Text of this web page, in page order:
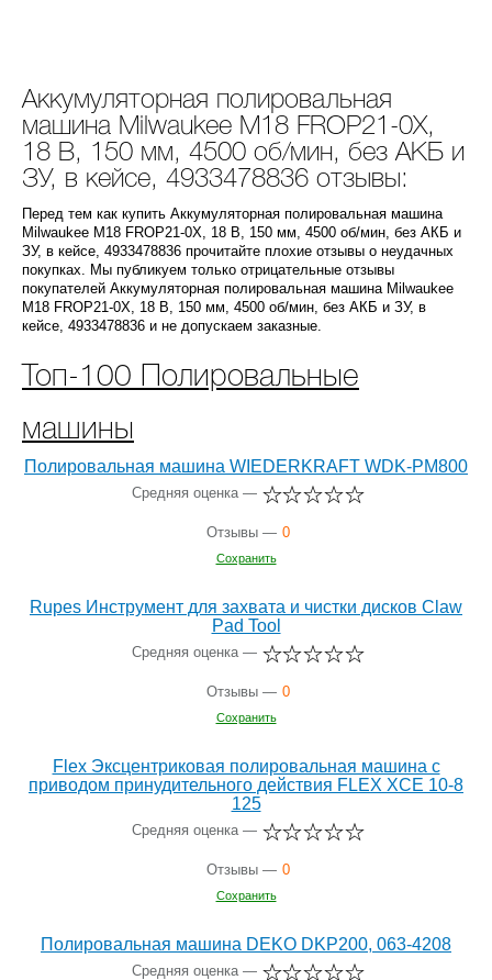
Аккумуляторная полировальная
машина Milwaukee M18 FROP21-0X,
18 В, 150 мм, 4500 об/мин, без АКБ и
ЗУ, в кейсе, 4933478836 отзывы:
Перед тем как купить Аккумуляторная полировальная машина
Milwaukee M18 FROP21-0X, 18 В, 150 мм, 4500 об/мин, без АКБ и
ЗУ, в кейсе, 4933478836 прочитайте плохие отзывы о неудачных
покупках. Мы публикуем только отрицательные отзывы
покупателей Аккумуляторная полировальная машина Milwaukee
M18 FROP21-0X, 18 В, 150 мм, 4500 об/мин, без АКБ и ЗУ, в
кейсе, 4933478836 и не допускаем заказные.
Топ-100 Полировальные
машины
Полировальная машина WIEDERKRAFT WDK-PM800
Средняя оценка —
Отзывы — 0
Сохранить
Rupes Инструмент для захвата и чистки дисков Claw
Pad Tool
Средняя оценка —
Отзывы — 0
Сохранить
Flex Эксцентриковая полировальная машина с
приводом принудительного действия FLEX XCE 10-8
125
Средняя оценка —
Отзывы — 0
Сохранить
Полировальная машина DEKO DKP200, 063-4208
Средняя оценка —